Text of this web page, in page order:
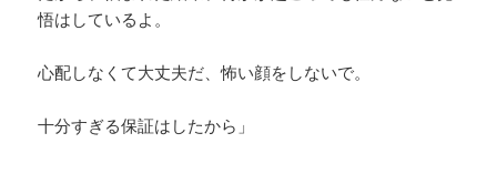
悟はしているよ。
心配しなくて大丈夫だ、怖い顔をしないで。
十分すぎる保証はしたから」